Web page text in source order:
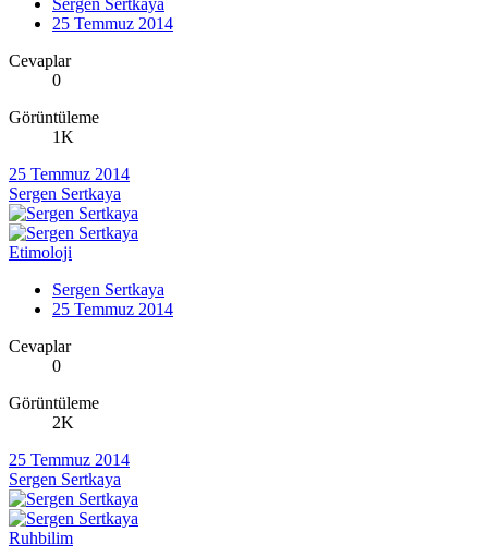
Sergen Sertkaya
25 Temmuz 2014
Cevaplar
0
Görüntüleme
1K
25 Temmuz 2014
Sergen Sertkaya
Etimoloji
Sergen Sertkaya
25 Temmuz 2014
Cevaplar
0
Görüntüleme
2K
25 Temmuz 2014
Sergen Sertkaya
Ruhbilim